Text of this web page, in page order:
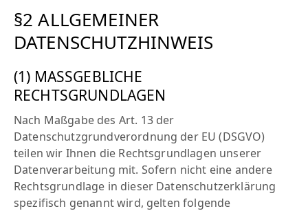
§2 ALLGEMEINER
DATENSCHUTZHINWEIS
(1) MASSGEBLICHE
RECHTSGRUNDLAGEN
Nach Maßgabe des Art. 13 der
Datenschutzgrundverordnung der EU (DSGVO)
teilen wir Ihnen die Rechtsgrundlagen unserer
Datenverarbeitung mit. Sofern nicht eine andere
Rechtsgrundlage in dieser Datenschutzerklärung
spezifisch genannt wird, gelten folgende